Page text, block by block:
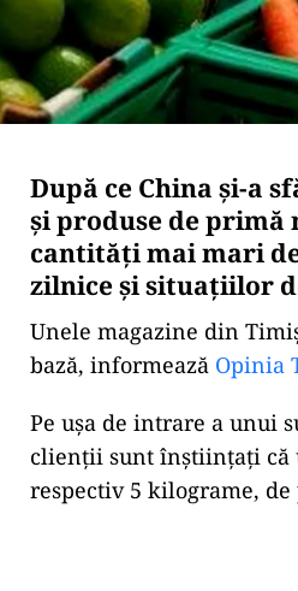
După ce China și-a
și produse de
cantități mai mari
zilnice și situațiilor
Unele magazine din
bază, informează Opinia
Pe ușa de intrare a unui
clienții sunt înștiințați că
respectiv 5 kilograme,